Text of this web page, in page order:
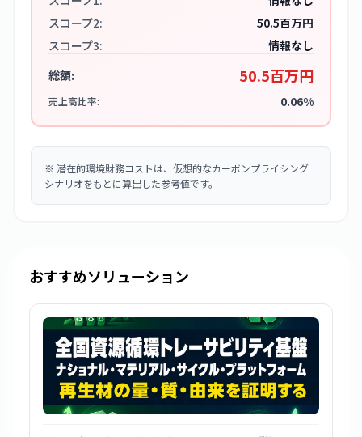
スコープ2:
50.5百万円
スコープ3:
情報なし
総額:
50.5百万円
売上高比率: 0.06%
※ 潜在的環境財務コストは、仮想的なカーボンプライシング
シナリオをもとに算出した参考値です。
おすすめソリューション